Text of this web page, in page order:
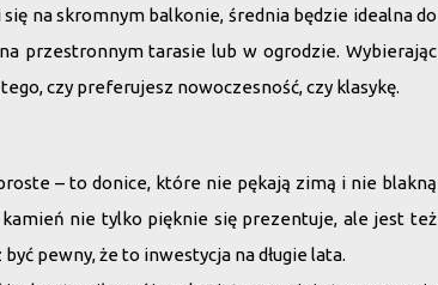
na skromnym balkonie, średnia będzie idealna do
przestronnym tarasie lub w ogrodzie. Wybierając
czy preferujesz nowoczesność, czy klasykę.
– to donice, które nie pękają zimą i nie blakną
nie tylko pięknie się prezentuje, ale jest też
pewny, że to inwestycja na długie lata.